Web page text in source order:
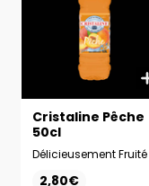
Cristaline Pêche
50cl
Délicieusement Fruité
2,80€